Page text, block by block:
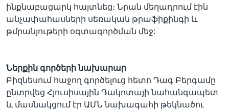
ինքնաբացարկ հայտնեց։ Նրան մեղադրում էին
անչափահասների սեռական թրաֆիքինգի և
թմրանյութերի օգտագործման մեջ:
Ներքին գործերի նախարար
Բիզնեսում հաջող գործելուց հետո Դագ Բերգամը
ընտրվեց Հյուսիսային Դակոտայի նահանգապետ
և մասնակցում էր ԱՄՆ նախագահի թեկնածու